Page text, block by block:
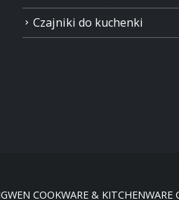
Czajniki do kuchenki
COOKWARE &